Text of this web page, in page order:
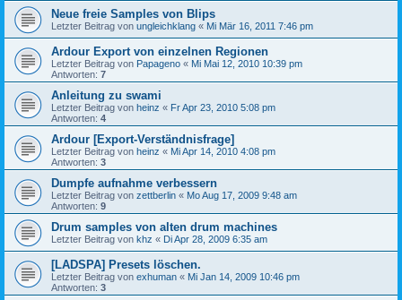
Neue freie Samples von Blips
Letzter Beitrag von ungleichklang « Mi Mär 16, 2011 7:46 pm
Ardour Export von einzelnen Regionen
Letzter Beitrag von Papageno « Mi Mai 12, 2010 10:39 pm
Antworten: 7
Anleitung zu swami
Letzter Beitrag von heinz « Fr Apr 23, 2010 5:08 pm
Antworten: 4
Ardour [Export-Verständnisfrage]
Letzter Beitrag von heinz « Mi Apr 14, 2010 4:08 pm
Antworten: 3
Dumpfe aufnahme verbessern
Letzter Beitrag von zettberlin « Mo Aug 17, 2009 9:48 am
Antworten: 9
Drum samples von alten drum machines
Letzter Beitrag von khz « Di Apr 28, 2009 6:35 am
[LADSPA] Presets löschen.
Letzter Beitrag von exhuman « Mi Jan 14, 2009 10:46 pm
Antworten: 3